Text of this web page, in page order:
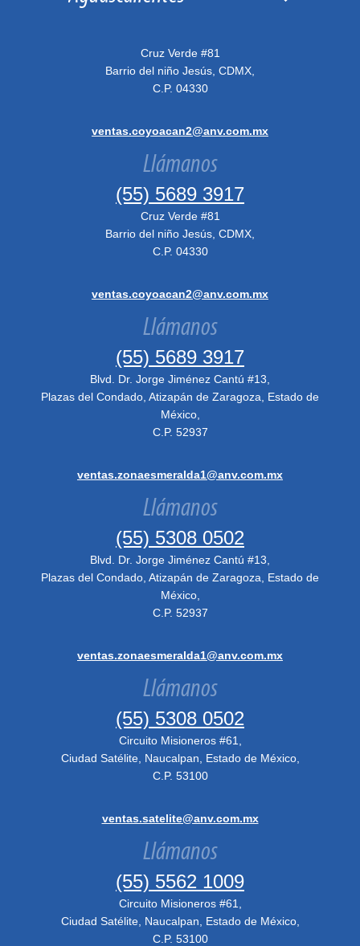
Cruz Verde #81
Barrio del niño Jesús, CDMX,
C.P. 04330
ventas.coyoacan2@anv.com.mx
Llámanos
(55) 5689 3917
Cruz Verde #81
Barrio del niño Jesús, CDMX,
C.P. 04330
ventas.coyoacan2@anv.com.mx
Llámanos
(55) 5689 3917
Blvd. Dr. Jorge Jiménez Cantú #13,
Plazas del Condado, Atizapán de Zaragoza, Estado de
México,
C.P. 52937
ventas.zonaesmeralda1@anv.com.mx
Llámanos
(55) 5308 0502
Blvd. Dr. Jorge Jiménez Cantú #13,
Plazas del Condado, Atizapán de Zaragoza, Estado de
México,
C.P. 52937
ventas.zonaesmeralda1@anv.com.mx
Llámanos
(55) 5308 0502
Circuito Misioneros #61,
Ciudad Satélite, Naucalpan, Estado de México,
C.P. 53100
ventas.satelite@anv.com.mx
Llámanos
(55) 5562 1009
Circuito Misioneros #61,
Ciudad Satélite, Naucalpan, Estado de México,
C.P. 53100